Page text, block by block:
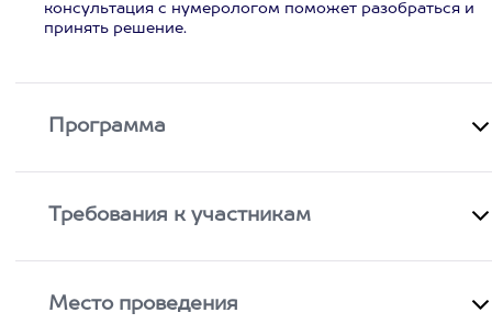
консультация с нумерологом поможет разобраться и
принять решение.
Программа
Требования к участникам
Место проведения